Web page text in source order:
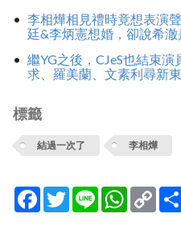
李相燁相見禮時竟想表演
廷&李炳憲想婚，卻說希
繼YG之後，CJeS也結束
求、羅美蘭、文素利尋新
標籤
結過一次了 李相燁
Facebook
TwitterLine
Link